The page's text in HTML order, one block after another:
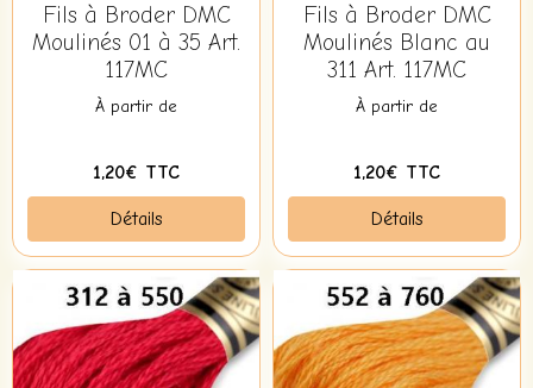
Fils à Broder DMC
Moulinés 01 à 35 Art.
117MC
À partir de
1,20€ TTC
Détails
Fils à Broder DMC
Moulinés Blanc au
311 Art. 117MC
À partir de
1,20€ TTC
Détails